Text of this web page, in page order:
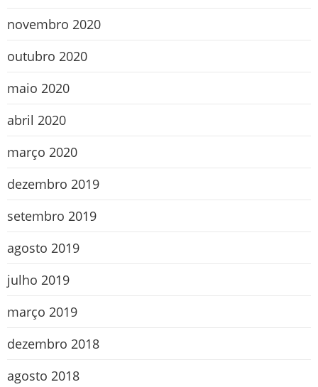
novembro 2020
outubro 2020
maio 2020
abril 2020
março 2020
dezembro 2019
setembro 2019
agosto 2019
julho 2019
março 2019
dezembro 2018
agosto 2018